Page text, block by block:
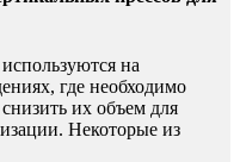
на
где необходимо
их объем для
Некоторые из